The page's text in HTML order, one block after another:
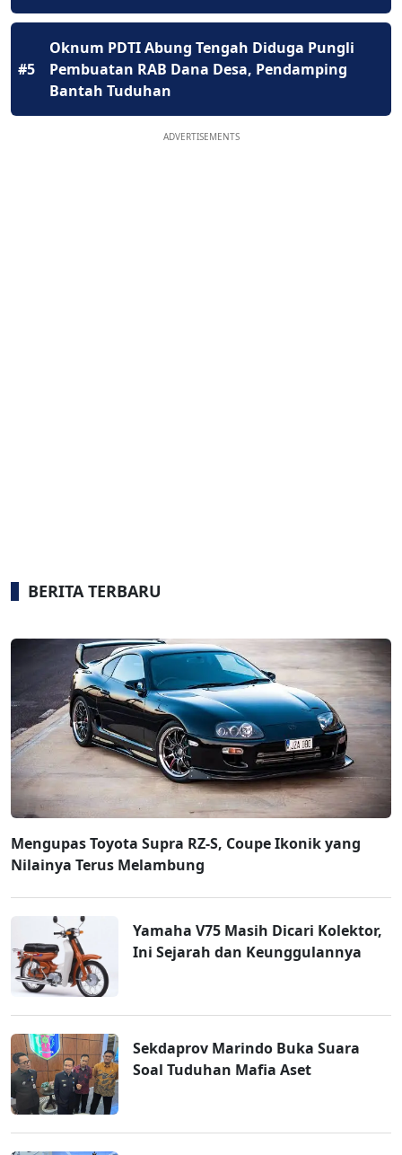
#5
Oknum PDTI Abung Tengah Diduga Pungli
Pembuatan RAB Dana Desa, Pendamping
Bantah Tuduhan
ADVERTISEMENTS
BERITA TERBARU
Mengupas Toyota Supra RZ-S, Coupe Ikonik yang
Nilainya Terus Melambung
Yamaha V75 Masih Dicari Kolektor,
Ini Sejarah dan Keunggulannya
Sekdaprov Marindo Buka Suara
Soal Tuduhan Mafia Aset